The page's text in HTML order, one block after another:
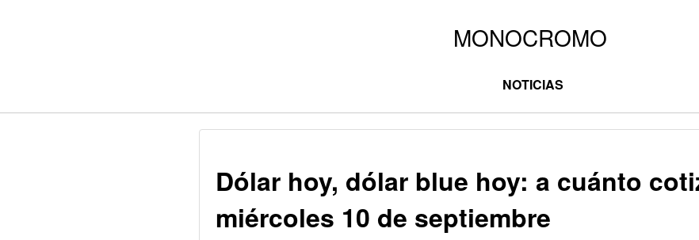
NOTICIAS
Dólar hoy, dólar blue hoy: a cuánto
miércoles 10 de septiembre